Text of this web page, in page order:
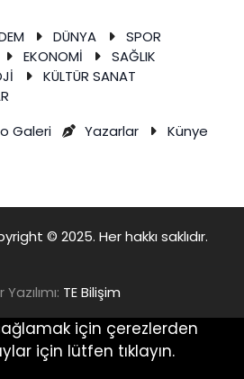
DÜNYA
SPOR
EKONOMİ
SAĞLIK
KÜLTÜR SANAT
Galeri Yazarlar
Künye
© 2025. Her hakkı saklıdır.
TE Bilişim
için çerezlerden
için lütfen tıklayın.